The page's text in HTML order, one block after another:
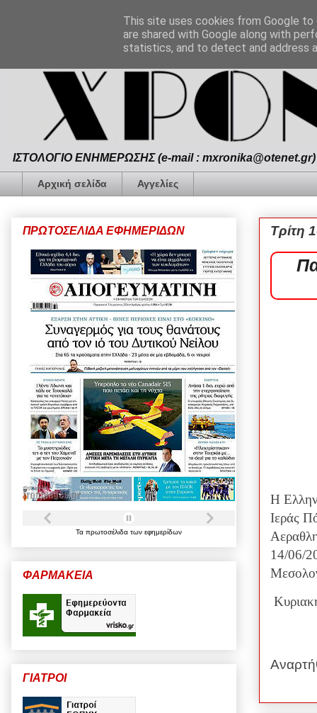
ΙΣΤΟΛΟΓΙΟ ΕΝΗΜΕΡΩΣΗΣ (e-mail :
Αρχική σελίδα Αγγελίες
Τρίτη
Η
Ιεράς
14/06/
ΠΡΩΤΟΣΕΛΙΔΑ ΕΦΗΜΕΡΙΔΩΝ
Τα πρωτοσέλιδα των εφημερίδων
ΦΑΡΜΑΚΕΙΑ
ΓΙΑΤΡΟΙ
This site uses cookies from Google
are shared with Google along with
statistics, and to detect and address